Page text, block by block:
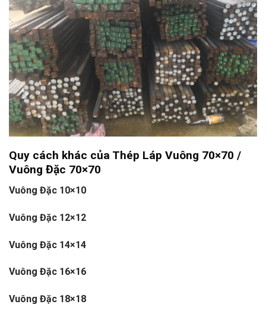
Quy cách khác của Thép Láp Vuông 70×70 /
Vuông Đặc 70×70
Vuông Đặc 10×10
Vuông Đặc 12×12
Vuông Đặc 14×14
Vuông Đặc 16×16
Vuông Đặc 18×18